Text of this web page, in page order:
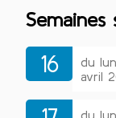
Semaines
16
du
avril
du